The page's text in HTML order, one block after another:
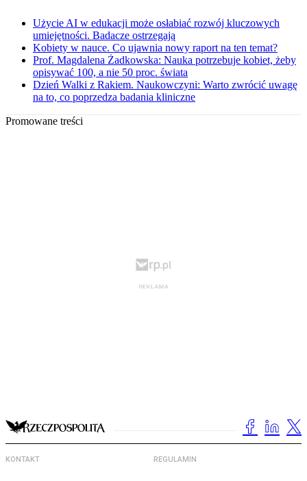
Użycie AI w edukacji może osłabiać rozwój kluczowych
umiejętności. Badacze ostrzegają
Kobiety w nauce. Co ujawnia nowy raport na ten temat?
Prof. Magdalena Żadkowska: Nauka potrzebuje kobiet, żeby
opisywać 100, a nie 50 proc. świata
Dzień Walki z Rakiem. Naukowczyni: Warto zwrócić uwagę
na to, co poprzedza badania kliniczne
Promowane treści
KONTAKT REGULAMIN